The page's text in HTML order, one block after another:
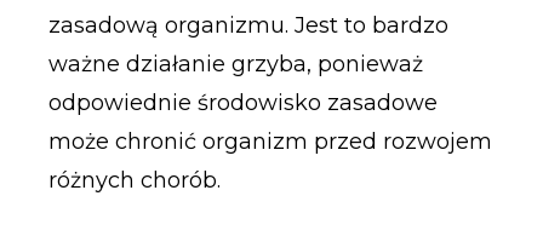
zasadową organizmu. Jest to bardzo
ważne działanie grzyba, ponieważ
odpowiednie środowisko zasadowe
może chronić organizm przed rozwojem
różnych chorób.